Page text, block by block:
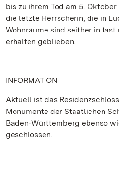
bis zu ihrem Tod am 5.
die letzte Herrscherin, die in
Wohnräume sind seither in
erhalten geblieben.
INFORMATION
Aktuell ist das
Monumente der Staatlichen
Baden-Württemberg ebenso
geschlossen.